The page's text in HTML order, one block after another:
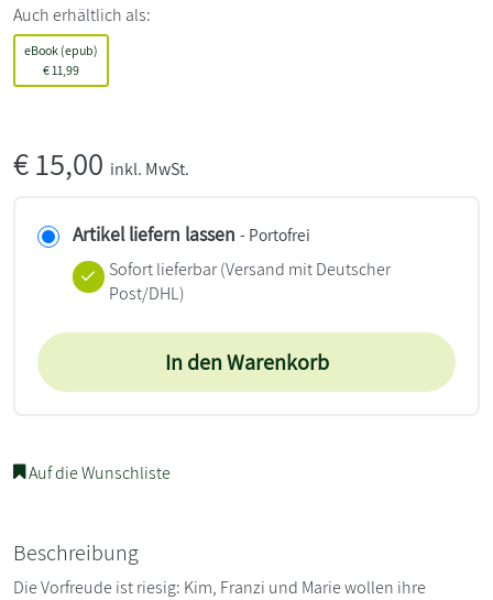
Auch erhältlich als:
eBook (epub)
€ 11,99
€15,00 inkl. MwSt.
Artikel liefern lassen - Portofrei
Sofort lieferbar(Versand mit Deutscher
Post/DHL)
In den Warenkorb
Auf die Wunschliste
Beschreibung
Die Vorfreude ist riesig: Kim, Franzi und Marie wollen ihre